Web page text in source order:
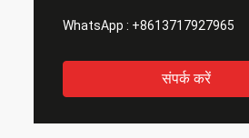
WhatsApp : +8613717927965
संपर्क करें